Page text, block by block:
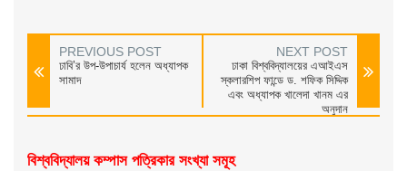
PREVIOUS POST
ঢাবি’র উপ-উপাচার্য হলেন অধ্যাপক
সামাদ
NEXT POST
ঢাকা বিশ্ববিদ্যালয়ের এআইএস
স্কলারশিপ ফান্ডে ড. শফিক সিদ্দিক
এবং অধ্যাপক খালেদা খানম এর
অনুদান
বিশ্ববিদ্যালয় কম্পাস পত্রিকার সংখ্যা সমূহ